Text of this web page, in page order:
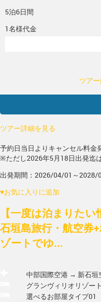
5泊6日間
1名様代金
ツア
ツアー詳細を見る
予約日当日よりキャンセル料金
※ただし2026年5月18日出発迄
出発期間：2026/04/01～2028/
♥お気に入りに追加
【一度は泊まりた
石垣島旅行・航空券
ゾートでゆ...
中部国際空港 → 新石垣
グランヴィリオリゾー
選べるお部屋タイプ01